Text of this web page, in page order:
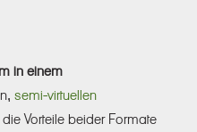
in einem
semi-virtuellen
Vorteile beider Formate